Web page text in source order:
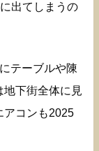
出てしまうの
テーブルや陳
地下街全体に見
アコンも2025